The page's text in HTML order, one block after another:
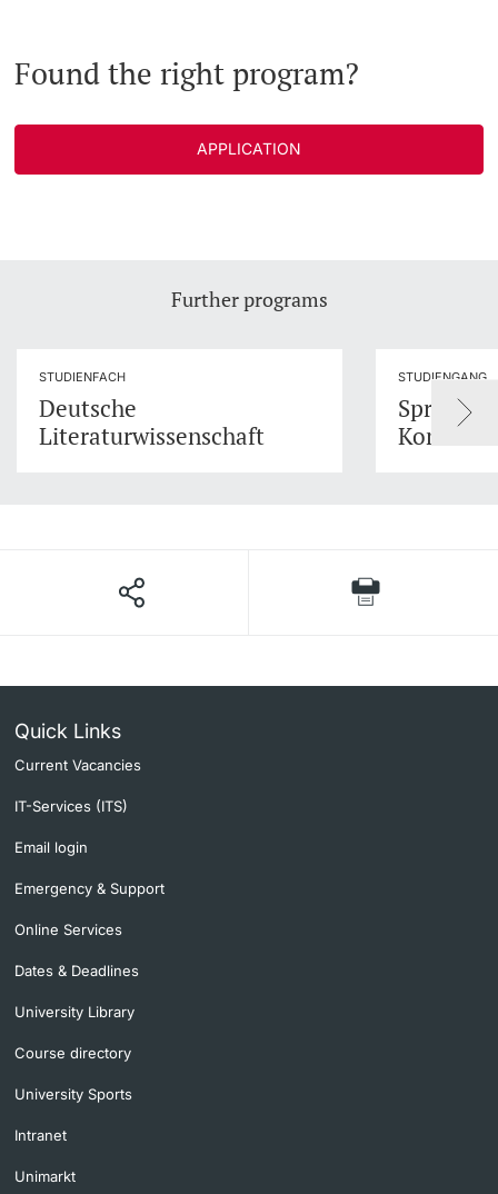
Found the right program?
APPLICATION
Further programs
STUDIENFACH
Deutsche
Literaturwissenschaft
STUDIENGANG
Sprache
Quick Links
Current Vacancies
IT-Services (ITS)
Email login
Emergency & Support
Online Services
Dates & Deadlines
University Library
Course directory
University Sports
Intranet
Unimarkt